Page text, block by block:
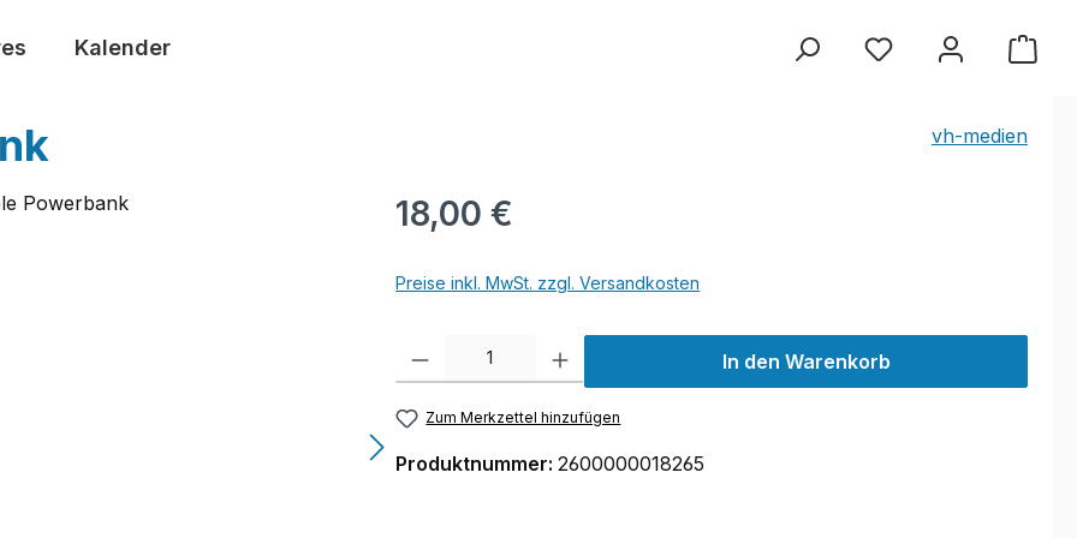
Kalender
vh-medien
18,00 €
Preise inkl. MwSt. zzgl. Versandkosten
Produkt Anzahl: Gib den gewünschten Wert ein oder benutze die Schaltflächen um
In den Warenkorb
Zum Merkzettel hinzufügen
Produktnummer:2600000018265